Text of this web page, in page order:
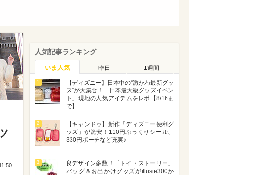
人気記事ランキング
いま人気 昨日 1週間
1
【ディズニー】日本中の“激かわ最新グッ
ズ”が大集合！「日本最大級グッズイベン
ト」現地の人気アイテムをレポ【8/16ま
で】
2
【キャンドゥ】新作「ディズニー便利グ
ッズ」が激安！110円ぷっくりシール、
330円ポーチなど充実♪
3
良デザイン多数！「トイ・ストーリー」
バッグ＆お出かけグッズがillusie300か